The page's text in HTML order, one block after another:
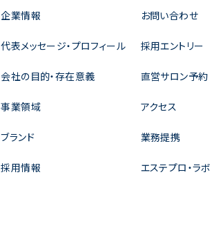
企業情報
代表メッセージ・プロフィール
会社の目的・存在意義
事業領域
ブランド
採用情報
お問い合わせ
採用エントリー
直営サロン予約
アクセス
業務提携
エステプロ・ラボ